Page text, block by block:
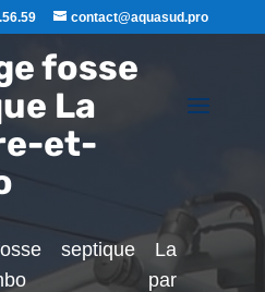
contact@aquasud.pro
fosse
La
et-
septique La
Cambo par